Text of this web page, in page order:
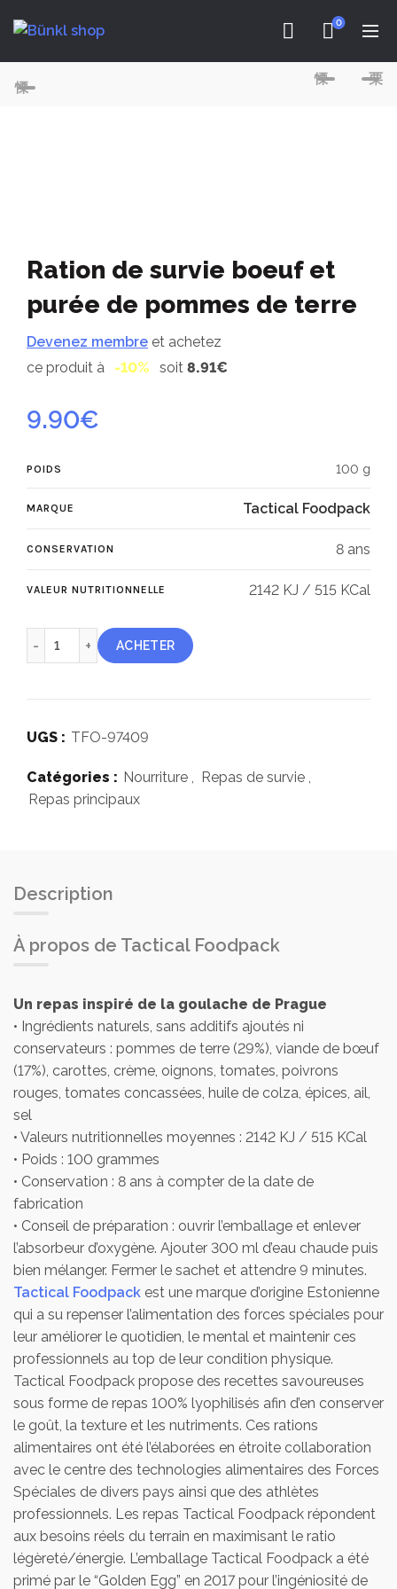
0
Ration de survie boeuf et
purée de pommes de terre
Devenez membre et achetez
ce produit à
-10% soit 8.91€
9.90€
POIDS 100 g
MARQUE Tactical Foodpack
CONSERVATION 8 ans
VALEUR NUTRITIONNELLE 2142 KJ / 515 KCal
quantité de Ration de survie boeuf et purée de pommes
ACHETER
UGS : TFO-97409
Catégories : Nourriture , Repas de survie ,
Repas principaux
Description
À propos de Tactical Foodpack
Un repas inspiré de la goulache de Prague
• Ingrédients naturels, sans additifs ajoutés ni
conservateurs : pommes de terre (29%), viande de bœuf
(17%), carottes, crème, oignons, tomates, poivrons
rouges, tomates concassées, huile de colza, épices, ail,
sel
• Valeurs nutritionnelles moyennes : 2142 KJ / 515 KCal
• Poids : 100 grammes
• Conservation : 8 ans à compter de la date de
fabrication
• Conseil de préparation : ouvrir l’emballage et enlever
l’absorbeur d’oxygène. Ajouter 300 ml d’eau chaude puis
bien mélanger. Fermer le sachet et attendre 9 minutes.
Tactical Foodpack est une marque d’origine Estonienne
qui a su repenser l’alimentation des forces spéciales pour
leur améliorer le quotidien, le mental et maintenir ces
professionnels au top de leur condition physique.
Tactical Foodpack propose des recettes savoureuses
sous forme de repas 100% lyophilisés afin d’en conserver
le goût, la texture et les nutriments. Ces rations
alimentaires ont été l’élaborées en étroite collaboration
avec le centre des technologies alimentaires des Forces
Spéciales de divers pays ainsi que des athlètes
professionnels. Les repas Tactical Foodpack répondent
aux besoins réels du terrain en maximisant le ratio
légèreté/énergie. L’emballage Tactical Foodpack a été
primé par le “Golden Egg” en 2017 pour l’ingéniosité de